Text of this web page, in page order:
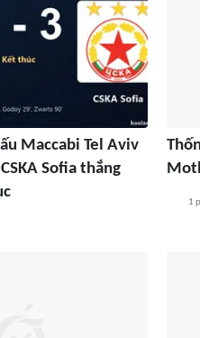
Maccabi Tel Aviv
Sofia thắng
1